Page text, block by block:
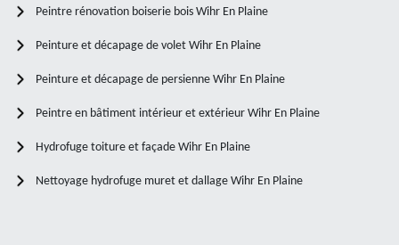
Peintre rénovation boiserie bois Wihr En Plaine
Peinture et décapage de volet Wihr En Plaine
Peinture et décapage de persienne Wihr En Plaine
Peintre en bâtiment intérieur et extérieur Wihr En Plaine
Hydrofuge toiture et façade Wihr En Plaine
Nettoyage hydrofuge muret et dallage Wihr En Plaine